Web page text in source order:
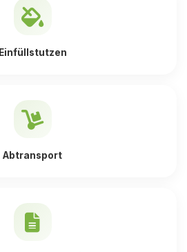
Einfüllstutzen
Abtransport